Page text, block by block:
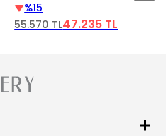
%15
55.570 TL47.235 TL